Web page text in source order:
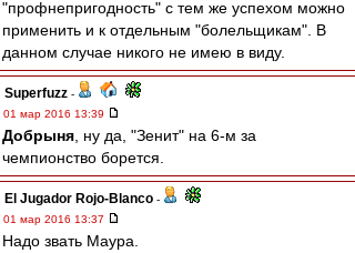
"профнепригодность" с тем же успехом можно
применить и к отдельным "болельщикам". В
данном случае никого не имею в виду.
Superfuzz -
01 мар 2016 13:39
Добрыня , ну да, "Зенит" на 6-м за
чемпионство борется.
El Jugador Rojo-Blanco -
01 мар 2016 13:37
Надо звать Маура.